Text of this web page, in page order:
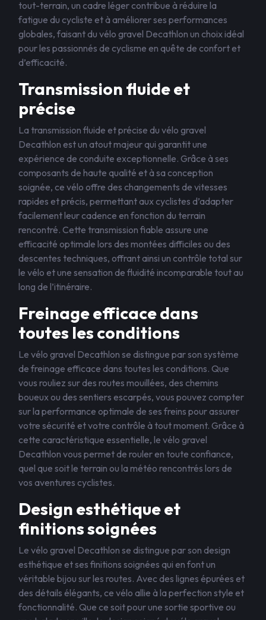
tout-terrain, un cadre léger contribue à réduire la
fatigue du cycliste et à améliorer ses performances
globales, faisant du vélo gravel Decathlon un choix idéal
pour les passionnés de cyclisme en quête de confort et
d’efficacité.
Transmission fluide et
précise
La transmission fluide et précise du vélo gravel
Decathlon est un atout majeur qui garantit une
expérience de conduite exceptionnelle. Grâce à ses
composants de haute qualité et à sa conception
soignée, ce vélo offre des changements de vitesses
rapides et précis, permettant aux cyclistes d’adapter
facilement leur cadence en fonction du terrain
rencontré. Cette transmission fiable assure une
efficacité optimale lors des montées difficiles ou des
descentes techniques, offrant ainsi un contrôle total sur
le vélo et une sensation de fluidité incomparable tout au
long de l’itinéraire.
Freinage efficace dans
toutes les conditions
Le vélo gravel Decathlon se distingue par son système
de freinage efficace dans toutes les conditions. Que
vous rouliez sur des routes mouillées, des chemins
boueux ou des sentiers escarpés, vous pouvez compter
sur la performance optimale de ses freins pour assurer
votre sécurité et votre contrôle à tout moment. Grâce à
cette caractéristique essentielle, le vélo gravel
Decathlon vous permet de rouler en toute confiance,
quel que soit le terrain ou la météo rencontrés lors de
vos aventures cyclistes.
Design esthétique et
finitions soignées
Le vélo gravel Decathlon se distingue par son design
esthétique et ses finitions soignées qui en font un
véritable bijou sur les routes. Avec des lignes épurées et
des détails élégants, ce vélo allie à la perfection style et
fonctionnalité. Que ce soit pour une sortie sportive ou